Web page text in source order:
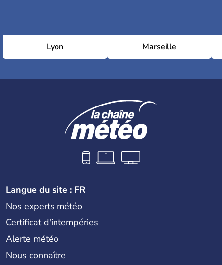
Lyon Marseille
Langue du site : FR
Nos experts météo
Certificat d'intempéries
Alerte météo
Nous connaître